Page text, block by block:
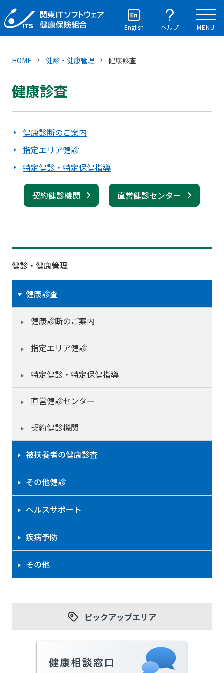
English ヘルプ MENU
HOME 健診・健康管理 健康診査
健康診査
健康診断のご案内
指定エリア健診
特定健診・特定保健指導
契約健診機関 直営健診センター
健診・健康管理
健康診査
健康診断のご案内
指定エリア健診
特定健診・特定保健指導
直営健診センター
契約健診機関
被扶養者の健康診査
その他健診
ヘルスサポート
疾病予防
その他
ピックアップエリア